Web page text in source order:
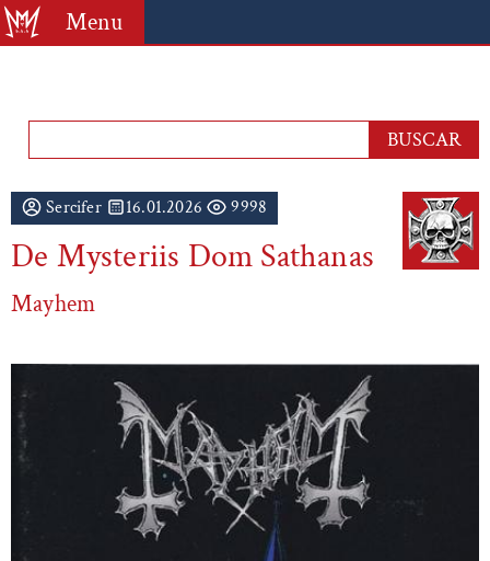
Menu
Sercifer 16.01.2026 9998
De Mysteriis Dom Sathanas
Mayhem